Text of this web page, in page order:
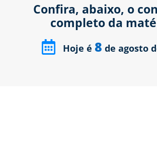
Confira, abaixo, o
completo da
Hoje é 8 de agosto